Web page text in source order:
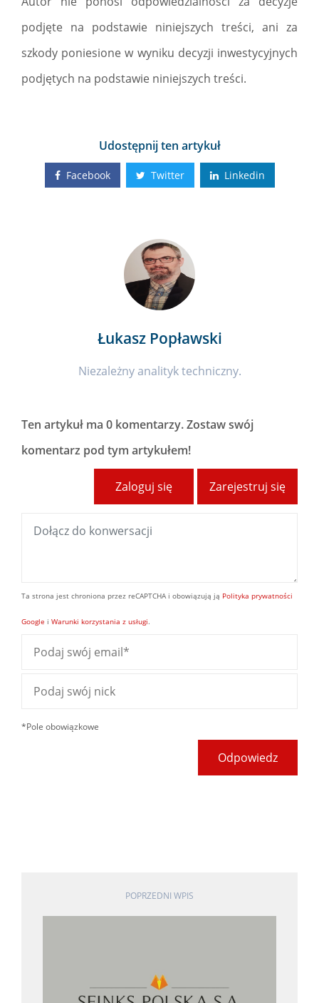
podjęte na podstawie niniejszych treści, ani za
szkody poniesione w wyniku decyzji inwestycyjnych
podjętych na podstawie niniejszych treści.
Udostępnij ten artykuł
Facebook Twitter Linkedin
Łukasz Popławski
Niezależny analityk techniczny.
Ten artykuł ma 0 komentarzy. Zostaw swój
komentarz pod tym artykułem!
Zarejestruj się
Zaloguj się
Ta strona jest chroniona przez reCAPTCHA i obowiązują ją Polityka prywatności
Google i Warunki korzystania z usługi.
*Pole obowiązkowe
Odpowiedz
POPRZEDNI WPIS